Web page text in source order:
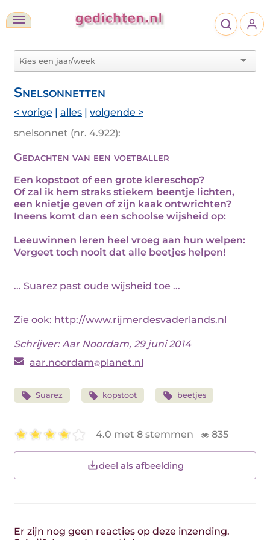
Snelsonnetten
< vorige | alles | volgende >
snelsonnet (nr. 4.922):
Gedachten van een voetballer
Een kopstoot of een grote klereschop?
Of zal ik hem straks stiekem beentje lichten,
een knietje geven of zijn kaak ontwrichten?
Ineens komt dan een schoolse wijsheid op:
Leeuwinnen leren heel vroeg aan hun welpen:
Vergeet toch nooit dat alle beetjes helpen!
... Suarez past oude wijsheid toe ...
Zie ook: http://www.rijmerdesvaderlands.nl
Schrijver:Aar Noordam, 29 juni 2014
aar.noordam planet.nl
Suarez kopstoot beetjes
4.0 met 8 stemmen 835
deel als afbeelding
Er zijn nog geen reacties op deze inzending.